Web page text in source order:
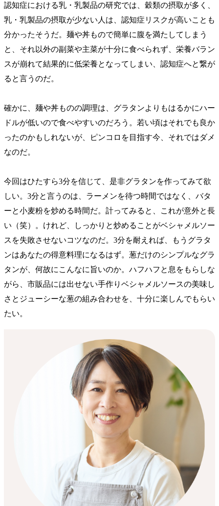
認知症における乳・乳製品の研究では、穀類の摂取が多く、
乳・乳製品の摂取が少ない人は、認知症リスクが高いことも
分かったそうだ。麺や丼もので簡単に腹を満たしてしまう
と、それ以外の副菜や主菜が十分に食べられず、栄養バラン
スが崩れて結果的に低栄養となってしまい、認知症へと繋が
ると言うのだ。
確かに、麺や丼ものの調理は、グラタンよりもはるかにハー
ドルが低いので食べやすいのだろう。若い頃はそれでも良か
ったのかもしれないが、ピンコロを目指す今、それではダメ
なのだ。
今回はひたすら3分を信じて、是非グラタンを作ってみて欲
しい。3分と言うのは、ラーメンを待つ時間ではなく、バタ
ーと小麦粉を炒める時間だ。計ってみると、これが意外と長
い（笑）。けれど、しっかりと炒めることがベシャメルソー
スを失敗させないコツなのだ。3分を耐えれば、もうグラタ
ンはあなたの得意料理になるはず。葱だけのシンプルなグラ
タンが、何故にこんなに旨いのか。ハフハフと息をもらしな
がら、市販品には出せない手作りベシャメルソースの美味し
さとジューシーな葱の組み合わせを、十分に楽しんでもらい
たい。